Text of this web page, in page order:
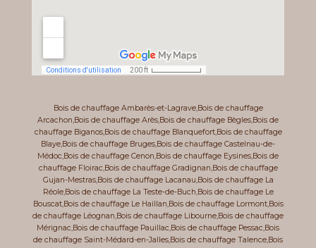
Bois de chauffage Ambarès-et-Lagrave,Bois de chauffage
Arcachon,Bois de chauffage Arès,Bois de chauffage Bègles,Bois de
chauffage Biganos,Bois de chauffage Blanquefort,Bois de chauffage
Blaye,Bois de chauffage Bruges,Bois de chauffage Castelnau-de-
Médoc,Bois de chauffage Cenon,Bois de chauffage Eysines,Bois de
chauffage Floirac,Bois de chauffage Gradignan,Bois de chauffage
Gujan-Mestras,Bois de chauffage Lacanau,Bois de chauffage La
Réole,Bois de chauffage La Teste-de-Buch,Bois de chauffage Le
Bouscat,Bois de chauffage Le Haillan,Bois de chauffage Lormont,Bois
de chauffage Léognan,Bois de chauffage Libourne,Bois de chauffage
Mérignac,Bois de chauffage Pauillac,Bois de chauffage Pessac,Bois
de chauffage Saint-Médard-en-Jalles,Bois de chauffage Talence,Bois